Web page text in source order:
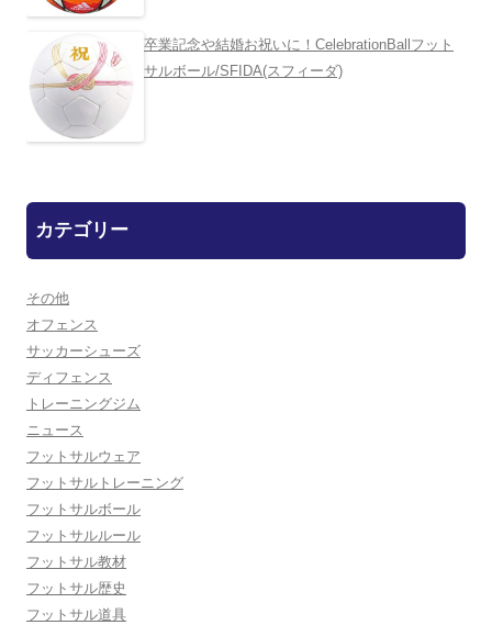
卒業記念や結婚お祝いに！CelebrationBallフット
サルボール/SFIDA(スフィーダ)
カテゴリー
その他
オフェンス
サッカーシューズ
ディフェンス
トレーニングジム
ニュース
フットサルウェア
フットサルトレーニング
フットサルボール
フットサルルール
フットサル教材
フットサル歴史
フットサル道具